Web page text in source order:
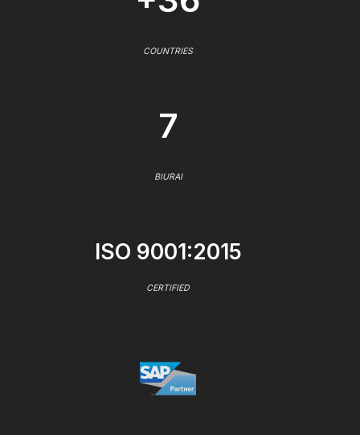
COUNTRIES
7
BIURAI
ISO 9001:2015
CERTIFIED